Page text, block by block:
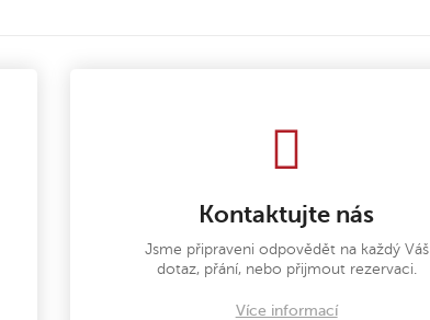
Kontaktujte nás
Jsme připraveni odpovědět na každý Váš
dotaz, přání, nebo přijmout rezervaci.
Více informací